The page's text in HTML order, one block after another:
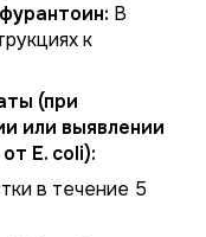
В
к
(при
или выявлении
E. coli):
в течение 5